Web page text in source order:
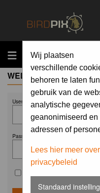
MENU
Wij plaatsen
verschillende
behoren te laten
gebruik van de
analytische
geanonimiseerd
adressen of
Lees hier meer
privacybeleid
Standaard
WELCOME GUEST
Username:
Password: